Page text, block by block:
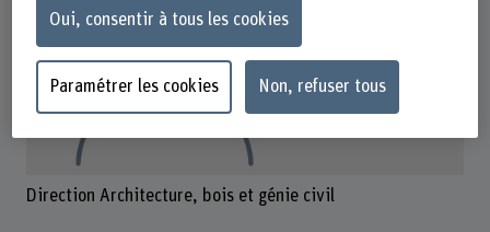
Direction Architecture, bois et génie civil
Oui, consentir à tous les cookies
Paramétrer les cookies Non, refuser tous